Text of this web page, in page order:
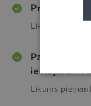
Likums
Par Eiropas
iestājai
Likums